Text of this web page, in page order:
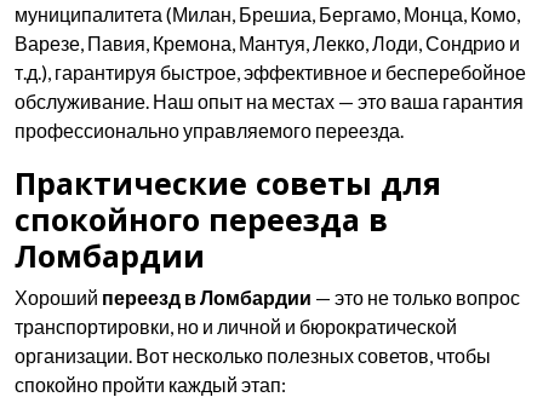
муниципалитета (Милан, Брешиа, Бергамо, Монца, Комо,
Варезе, Павия, Кремона, Мантуя, Лекко, Лоди, Сондрио и
т.д.), гарантируя быстрое, эффективное и бесперебойное
обслуживание. Наш опыт на местах — это ваша гарантия
профессионально управляемого переезда.
Практические советы для
спокойного переезда в
Ломбардии
Хороший переезд в Ломбардии — это не только вопрос
транспортировки, но и личной и бюрократической
организации. Вот несколько полезных советов, чтобы
спокойно пройти каждый этап: